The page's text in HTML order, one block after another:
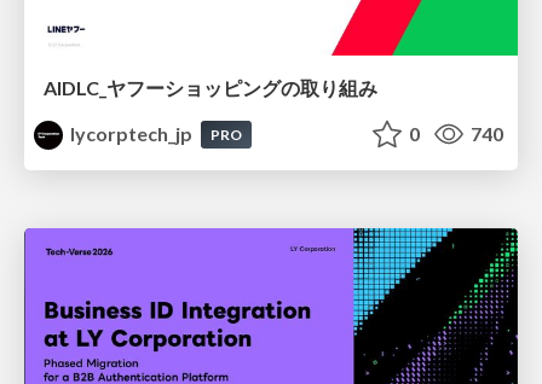
AIDLC_ヤフーショッピングの取り組み
lycorptech_jp
PRO 0 740